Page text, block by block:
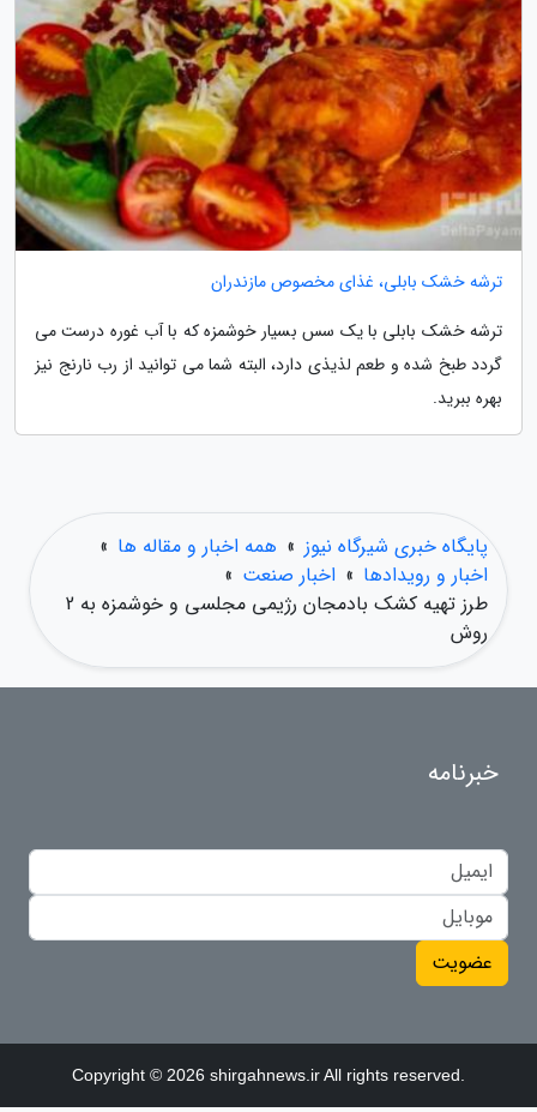
ترشه خشک بابلی، غذای مخصوص مازندران
ترشه خشک بابلی با یک سس بسیار خوشمزه که با آب غوره درست می
گردد طبخ شده و طعم لذیذی دارد، البته شما می توانید از رب نارنج نیز
بهره ببرید.
پایگاه خبری شیرگاه نیوز » همه اخبار و مقاله ها »
اخبار و رویدادها » اخبار صنعت »
طرز تهیه کشک بادمجان رژیمی مجلسی و خوشمزه به 2
روش
خبرنامه
عضویت
Copyright © 2026 shirgahnews.ir All rights reserved.